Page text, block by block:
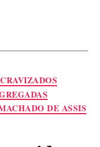
escravidão
literatura
brasileira”
DE ASSIS